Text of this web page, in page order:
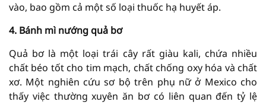
vào, bao gồm cả một số loại thuốc hạ huyết áp.
4. Bánh mì nướng quả bơ
Quả bơ là một loại trái cây rất giàu kali, chứa nhiều
chất béo tốt cho tim mạch, chất chống oxy hóa và chất
xơ. Một nghiên cứu sơ bộ trên phụ nữ ở Mexico cho
thấy việc thường xuyên ăn bơ có liên quan đến tỷ lệ